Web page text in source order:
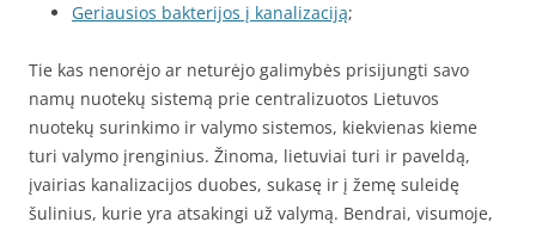
Geriausios bakterijos į kanalizaciją;
Tie kas nenorėjo ar neturėjo galimybės prisijungti savo
namų nuotekų sistemą prie centralizuotos Lietuvos
nuotekų surinkimo ir valymo sistemos, kiekvienas kieme
turi valymo įrenginius. Žinoma, lietuviai turi ir paveldą,
įvairias kanalizacijos duobes, sukasę ir į žemę suleidę
šulinius, kurie yra atsakingi už valymą. Bendrai, visumoje,